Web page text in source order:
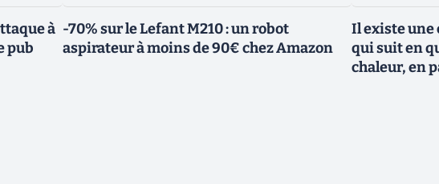
à
pub
-70% sur le Lefant M210 : un robot
aspirateur à moins de 90€ chez Amazon
Il existe une
qui suit en
chaleur, en